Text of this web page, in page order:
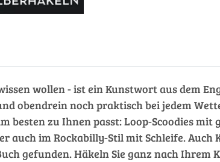
wollen - ist ein Kunstwort aus dem
obendrein noch praktisch bei jedem
besten zu Ihnen passt: Loop-Scoodies
auch im Rockabilly-Stil mit Schleife.
gefunden. Häkeln Sie ganz nach Ihrem